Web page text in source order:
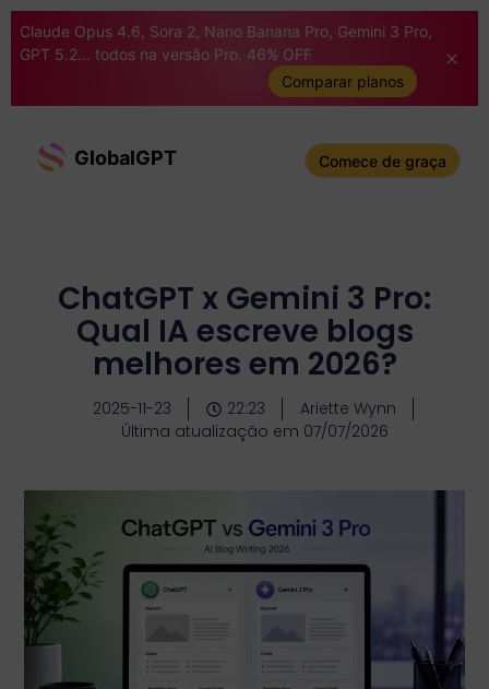
Claude Opus 4.6, Sora 2, Nano Banana Pro, Gemini 3 Pro,
GPT 5.2... todos na versão Pro. 46% OFF
Comparar planos
GlobalGPT Comece de graça
ChatGPT x Gemini 3 Pro:
Qual IA escreve blogs
melhores em 2026?
2025-11-23 22:23
Ariette Wynn
Última atualização em 07/07/2026